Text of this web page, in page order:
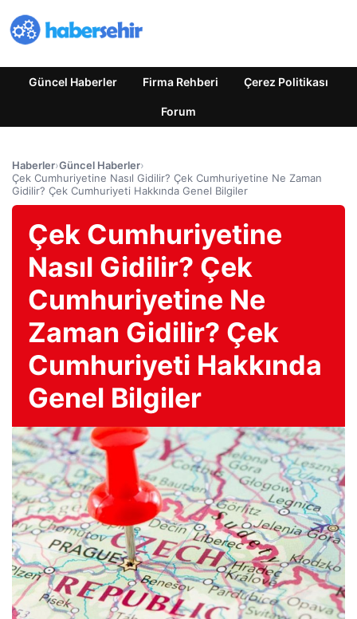
Güncel Haberler Firma Rehberi Çerez Politikası
Forum
Haberler›Güncel Haberler›
Çek Cumhuriyetine Nasıl Gidilir? Çek Cumhuriyetine Ne Zaman
Gidilir? Çek Cumhuriyeti Hakkında Genel Bilgiler
Çek Cumhuriyetine
Nasıl Gidilir? Çek
Cumhuriyetine Ne
Zaman Gidilir? Çek
Cumhuriyeti Hakkında
Genel Bilgiler